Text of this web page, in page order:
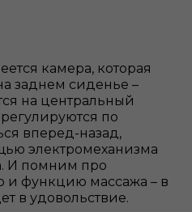
камера, которая
заднем сиденье –
на центральный
по
вперед-назад,
электромеханизма
И помним про
и функцию массажа – в
в удовольствие.